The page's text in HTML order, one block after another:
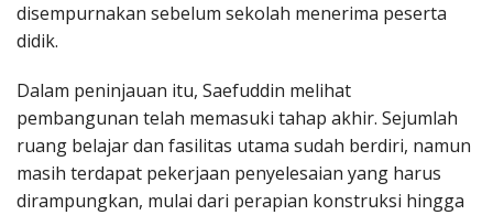
disempurnakan sebelum sekolah menerima peserta
didik.
Dalam peninjauan itu, Saefuddin melihat
pembangunan telah memasuki tahap akhir. Sejumlah
ruang belajar dan fasilitas utama sudah berdiri, namun
masih terdapat pekerjaan penyelesaian yang harus
dirampungkan, mulai dari perapian konstruksi hingga